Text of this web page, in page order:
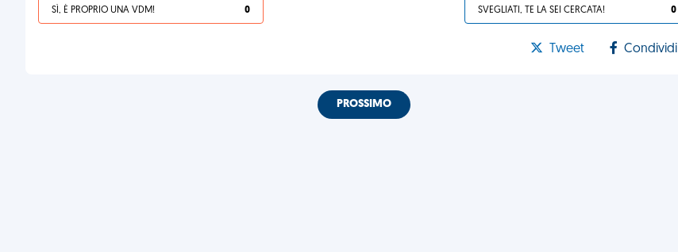
SÌ, È PROPRIO UNA VDM! 0 SVEGLIATI, TE LA SEI CERCATA! 0
Tweet Condividi
PROSSIMO